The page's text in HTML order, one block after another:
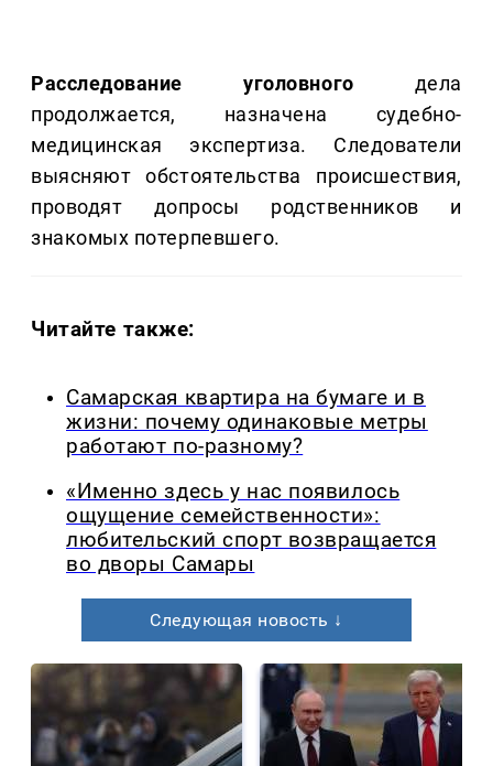
Расследование уголовного дела
продолжается, назначена судебно-
медицинская экспертиза. Следователи
выясняют обстоятельства происшествия,
проводят допросы родственников и
знакомых потерпевшего.
Читайте также:
Самарская квартира на бумаге и в
жизни: почему одинаковые метры
работают по-разному?
«Именно здесь у нас появилось
ощущение семейственности»:
любительский спорт возвращается
во дворы Самары
Следующая новость ↓